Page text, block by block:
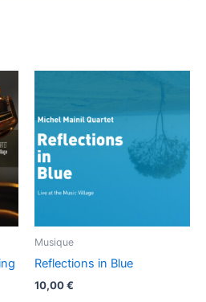
Musique
Reflections in Blue
10,00€